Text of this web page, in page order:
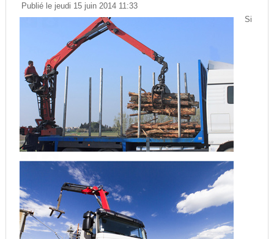
Publié le jeudi 15 juin 2014 11:33
Si